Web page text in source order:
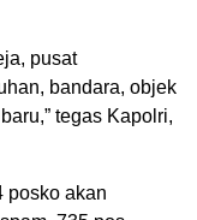
pusat
bandara, objek
tegas Kapolri,
posko akan